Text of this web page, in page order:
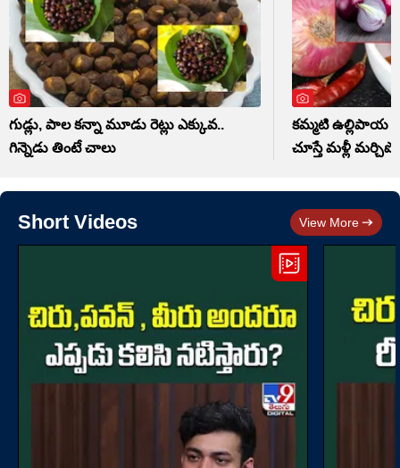
గుడ్లు, పాల కన్నా మూడు రెట్లు ఎక్కువ..
గిన్నెడు తింటే చాలు
కమ్మటి ఉల్లిపాయ
చూస్తే మళ్లీ
Short Videos View More